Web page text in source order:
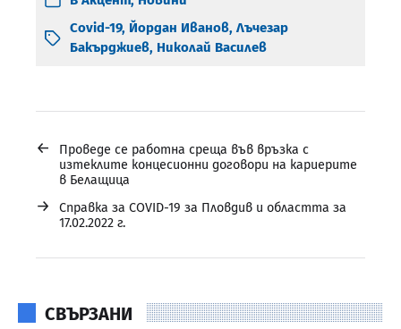
Covid-19, Йордан Иванов, Лъчезар
Бакърджиев, Николай Василев
←
Проведе се работна среща във връзка с
изтеклите концесионни договори на кариерите
в Белащица
→
Справка за COVID-19 за Пловдив и областта за
17.02.2022 г.
СВЪРЗАНИ